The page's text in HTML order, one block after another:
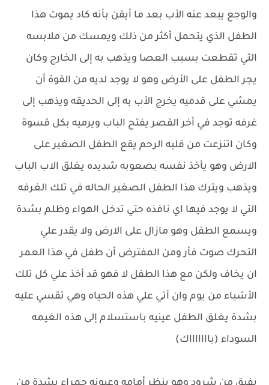
والوجع يبعد عنه الأب بعد ما أيقن بأنه كاد يموت هذا
الطفل الذي يتحمل أكثر من ذلك ويمسك من ملابسه
التي تقطعت بسبب العصا ويذهب به إلى الخارج وكان
يجر الطفل على الأرض وهو لا يوجد لديه من القوة أن
يمشي على قدميه يخرج الأب به إلى الحديقه ويذهب إلى
غرفه توجد في أخر القصر يفتح الباب ويرميه بكل قسوة
وكان اتنزعت من قلبه الرحم يقع الطفل الصغير على
الارض وهو يأخذ نفسه بصعوبه شديده يغلق الاب الباب
ويذهب ويترك هذا الطفل الصغير الحاله في تلك الغرفه
التي لا يوجد فيها اي نافذه حتي تدخل الهواء وظلم بشدة
ويسمع الطفل وهو مازال على الارض ولا يقدر علي
التحرك صوت فأر ومن المفترض أن طفل في هذا العمر
ان يخاف ولكن مع هذا الطفل لا فهو قد أخذ علي كل تلك
الأشياء من يوم وان أتي علي هذه الحياه وهي تقسي عليه
بشدة يغلق الطفل عينيه باستسلام إلى هذه الغيمه
السوداء (باااااااك)